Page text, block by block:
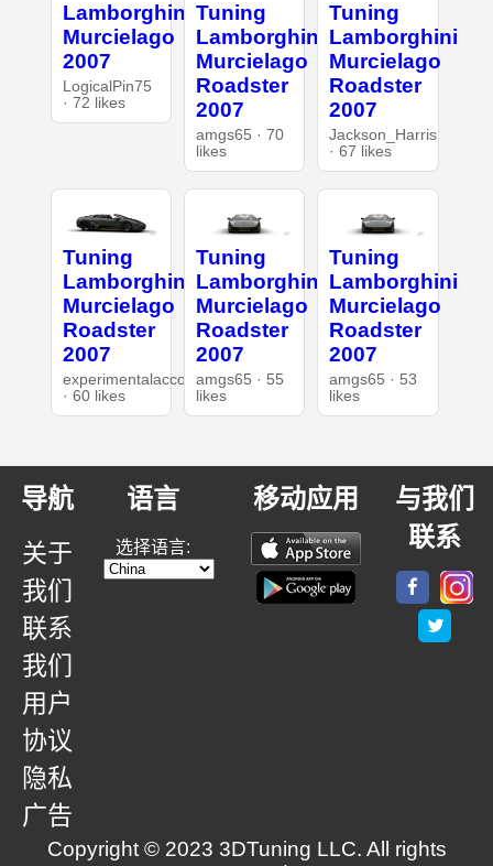
Lamborghini
Murcielago
2007
LogicalPin75
· 72 likes
Tuning
Lamborghini
Murcielago
Roadster
2007
amgs65 · 70
likes
Tuning
Lamborghini
Murcielago
Roadster
2007
Jackson_Harris
· 67 likes
Tuning
Lamborghini
Murcielago
Roadster
2007
experimentalaccount
· 60 likes
Tuning
Lamborghini
Murcielago
Roadster
2007
amgs65 · 55
likes
Tuning
Lamborghini
Murcielago
Roadster
2007
amgs65 · 53
likes
导航
关于
我们
联系
我们
用户
协议
隐私
广告
语言
选择语言:
移动应用
与我们
联系
Copyright © 2023 3DTuning LLC. All rights